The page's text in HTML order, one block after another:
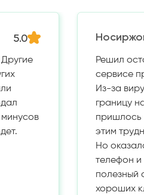
5.0
минусов
Решил
сервисе
Из-за
границу
пришлось
этим
Но
телефон и
полезный
хороших